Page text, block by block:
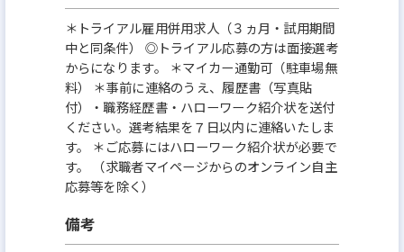
＊トライアル雇用併用求人（３ヵ月・試用期間
中と同条件） ◎トライアル応募の方は面接選考
からになります。 ＊マイカー通勤可（駐車場無
料） ＊事前に連絡のうえ、履歴書（写真貼
付）・職務経歴書・ハローワーク紹介状を送付
ください。選考結果を７日以内に連絡いたしま
す。 ＊ご応募にはハローワーク紹介状が必要で
す。 （求職者マイページからのオンライン自主
応募等を除く）
備考